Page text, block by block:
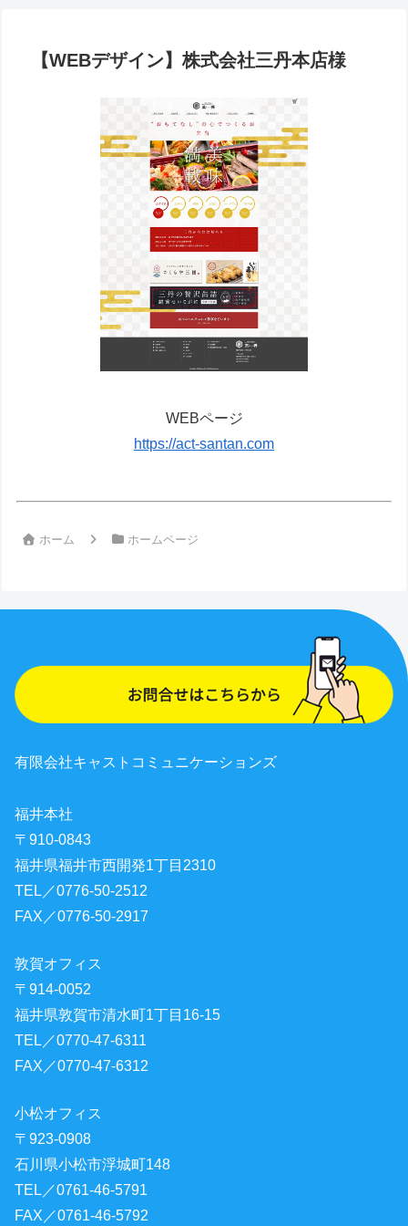
【WEBデザイン】株式会社三丹本店様
WEBページ
https://act-santan.com
ホーム ホームページ
有限会社キャストコミュニケーションズ
福井本社
〒910-0843
福井県福井市西開発1丁目2310
TEL／0776-50-2512
FAX／0776-50-2917
敦賀オフィス
〒914-0052
福井県敦賀市清水町1丁目16-15
TEL／0770-47-6311
FAX／0770-47-6312
小松オフィス
〒923-0908
石川県小松市浮城町148
TEL／0761-46-5791
FAX／0761-46-5792